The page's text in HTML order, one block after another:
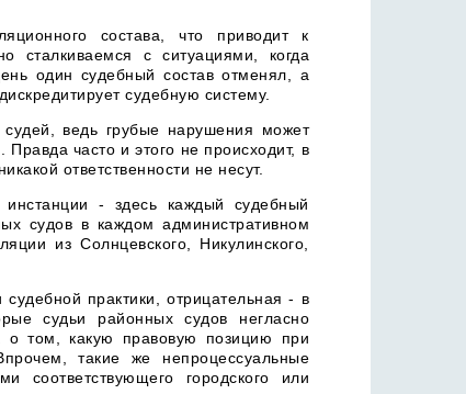
состава, что приводит к
сталкиваемся с ситуациями, когда
один судебный состав отменял, а
судебную систему.
ведь грубые нарушения может
часто и этого не происходит, в
ответственности не несут.
- здесь каждый судебный
судов в каждом административном
из Солнцевского, Никулинского,
практики, отрицательная - в
судьи районных судов негласно
о том, какую правовую позицию при
такие же непроцессуальные
соответствующего городского или